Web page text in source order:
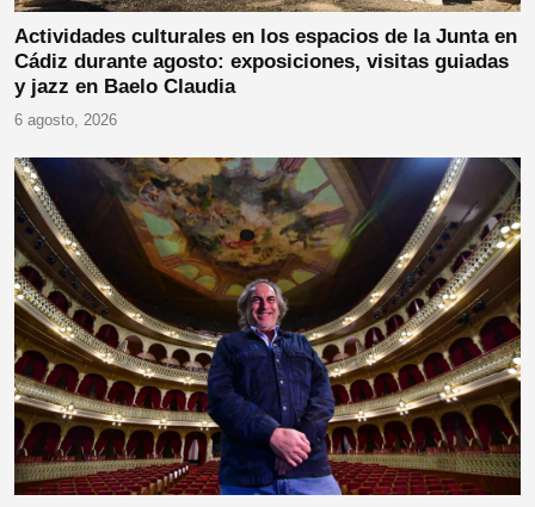
Actividades culturales en los espacios de la Junta en
Cádiz durante agosto: exposiciones, visitas guiadas
y jazz en Baelo Claudia
6 agosto, 2026